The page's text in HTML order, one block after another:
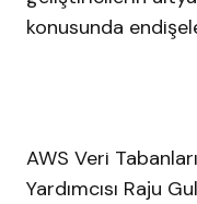
konusunda
AWS Veri
Yardımcısı Raju